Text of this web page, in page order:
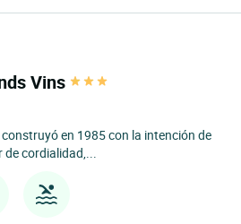
Vins
construyó en 1985 con la intención de
de cordialidad,...